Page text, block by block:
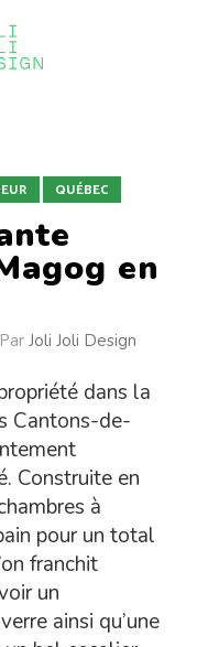
QUÉBEC
en
Par Joli Joli Design
dans la
Cantons-de-
Construite en
à
pour un total
franchit
un
ainsi qu’une